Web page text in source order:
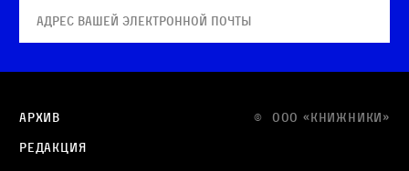
© OOO «КНИЖНИКИ»
Архив
Редакция